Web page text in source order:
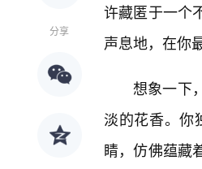
分享
许藏匿于一个
声息地，在你
想象一下
淡的花香。你
睛，仿佛蕴藏